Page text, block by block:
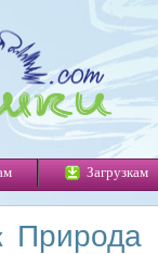
Загрузкам
Природа